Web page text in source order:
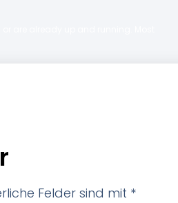
Felder sind mit *